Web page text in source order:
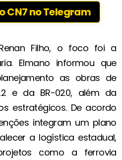
CN7 no Telegram
Filho, o foco foi a
Elmano informou que
as obras de
e da BR-020, além da
estratégicos. De acordo
integram um plano
a logística estadual,
como a ferrovia